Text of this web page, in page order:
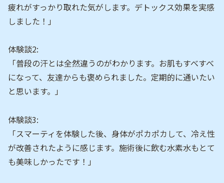
疲れがすっかり取れた気がします。デトックス効果を実感
しました！」
体験談2:
「普段の汗とは全然違うのがわかります。お肌もすべすべ
になって、友達からも褒められました。定期的に通いたい
と思います。」
体験談3:
「スマーティを体験した後、身体がポカポカして、冷え性
が改善されたように感じます。施術後に飲む水素水もとて
も美味しかったです！」